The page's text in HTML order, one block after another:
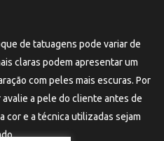
de tatuagens pode variar de
claras podem apresentar um
com peles mais escuras. Por
a pele do cliente antes de
cor e a técnica utilizadas sejam